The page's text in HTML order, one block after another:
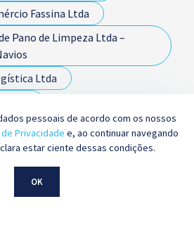
pessoais de acordo com os nossos
Privacidade e, ao continuar navegando
estar ciente dessas condições.
OK
Fassina Ltda
Pano de Limpeza Ltda –
Ltda
Ltda.
Químico de Aratu S.A.
Ltda.